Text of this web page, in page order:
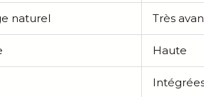
naturel Très
Haute